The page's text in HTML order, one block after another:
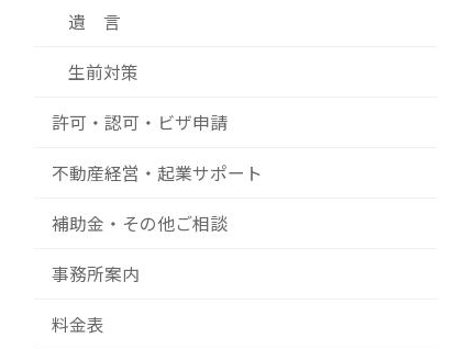
遺 言
生前対策
許可・認可・ビザ申請
不動産経営・起業サポート
補助金・その他ご相談
事務所案内
料金表